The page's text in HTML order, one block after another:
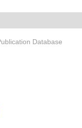
Database